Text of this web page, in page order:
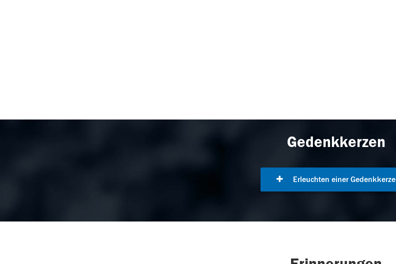
Gedenkkerzen
Erleuchten einer Gedenkkerze